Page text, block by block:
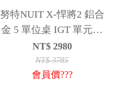
努特NUIT X-悍將2 鋁合
金 5 單位桌 IGT 單元桌
多功能 露營桌 折疊桌 鋁
合金桌 NTT100
NT$ 2980
NT$3785
會員價???